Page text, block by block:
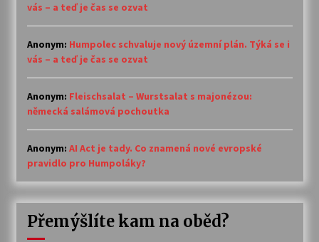
vás – a teď je čas se ozvat
Anonym: Humpolec schvaluje nový územní plán. Týká se i
vás – a teď je čas se ozvat
Anonym: Fleischsalat – Wurstsalat s majonézou:
německá salámová pochoutka
Anonym: AI Act je tady. Co znamená nové evropské
pravidlo pro Humpoláky?
Přemýšlíte kam na oběd?